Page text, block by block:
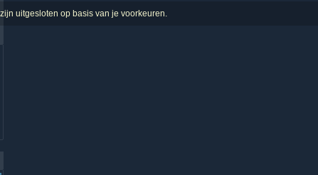
uitgesloten op basis van je voorkeuren.